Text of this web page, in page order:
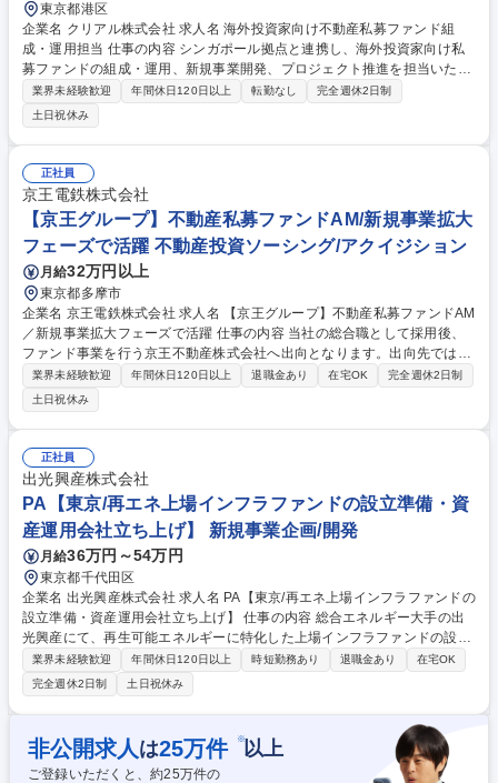
東京都港区
企業名 クリアル株式会社 求人名 海外投資家向け不動産私募ファンド組
成・運用担当 仕事の内容 シンガポール拠点と連携し、海外投資家向け私
募ファンドの組成・運用、新規事業開発、プロジェクト推進を担当いただ
きます。 ※勤務地は東京となります。 ■海外投資家向け私募ファンドの戦
略立案・執行（国際税務・資金調達戦略含む） ■新規ファンド・共同事業
の企画立案 ■ホテル・レジデンス開発等のディールマネジメント ■社内外
の関係者（地権者、投資家、専門家、アクイジション部門等）の統括 ■ソ
ーシングからクロージングまでの一貫したリード 募集職種 海外投資家向
け不動産私募ファンド組成・運用担当
業界未経験歓迎 年間休日120日以上 転勤なし
完全週休2日制
土日祝休み
正社員
京王電鉄株式会社
【京王グループ】不動産私募ファンドAM/新規事業拡大
フェーズで活躍 不動産投資ソーシング/アクイジション
月給32万円以上
東京都多摩市
企業名 京王電鉄株式会社 求人名 【京王グループ】不動産私募ファンドAM
／新規事業拡大フェーズで活躍 仕事の内容 当社の総合職として採用後、
ファンド事業を行う京王不動産株式会社へ出向となります。出向先では以
下の実務を担当していただきます。不動産私募ファンド事業において、ア
セットマネージャーとして期中運用を担当い ただきます。京王沿線および
首都圏のオフィス・レジデンスを中心に、運営計画策定から投資家対応ま
で幅広く携わり、不動産ファンド事業の拡大を支えていただきます。【主
要業務】■期中運営業務（運営計画・予算策定・資金管理）■PM会社のコ
ントロール・リーシング管理■信託銀行への各種指図業務■投資家・金融機
関へのレポーティング■AMレポート作成 ■売却・リファイナンス対応■一
部クロージング関連業務 募集職種 【京王グループ】不動産私募ファンドA
M／新規事業拡大フェーズで活躍
業界未経験歓迎 年間休日120日以上 退職金あり 在宅OK
完全週休2日制
土日祝休み
正社員
出光興産株式会社
PA【東京/再エネ上場インフラファンドの設立準備・資
産運用会社立ち上げ】 新規事業企画/開発
月給36万円～54万円
東京都千代田区
企業名 出光興産株式会社 求人名 PA【東京/再エネ上場インフラファンドの
設立準備・資産運用会社立ち上げ】 仕事の内容 総合エネルギー大手の出
光興産にて、再生可能エネルギーに特化した上場インフラファンドの設立
準備、およびそれを運用する資産運用会社の立ち上げ・運営に関わるプロ
ジェクトマネジメント業務を担って頂きます。 ■再エネ上場インフラファ
ンドの設立準備 ■資産運用会社の設立および運営 ■再エネ発電所の建設お
よび運営 ■投資戦略の策定および実行 ■財務管理および報告 ■ステークホ
ルダーとのコミュニケーション 募集職種 PA【東京/再エネ上場インフラフ
ァンドの設立準備・資産運用会社立ち上げ】
業界未経験歓迎 年間休日120日以上 時短勤務あり 退職金あり
在宅OK
完全週休2日制
土日祝休み
非公開求人 は25万件 ※以上
ご登録いただくと、約25万件の